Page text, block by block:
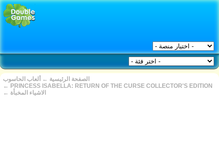
الصفحة الرئيسية ←
ألعاب الحاسوب
← PRINCESS ISABELLA: RETURN OF THE CURSE COLLECTOR'S EDITION
← الاشياء المخبأة